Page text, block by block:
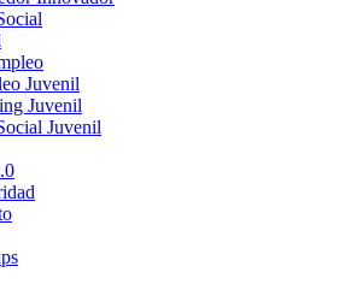
Juvenil
Juvenil
Juvenil